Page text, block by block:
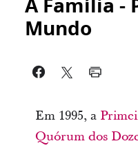
Mundo
Em 1995, a
Quórum dos